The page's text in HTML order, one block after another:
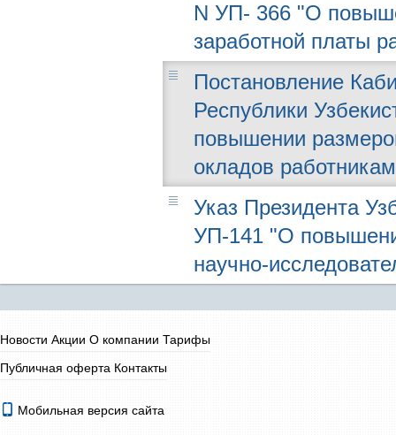
N УП- 366 "О
заработной платы
Постановление
Республики
повышении
окладов
Указ Президента
УП-141 "О
научно-
Новости Акции О компании Тарифы
Публичная оферта Контакты
Мобильная версия сайта